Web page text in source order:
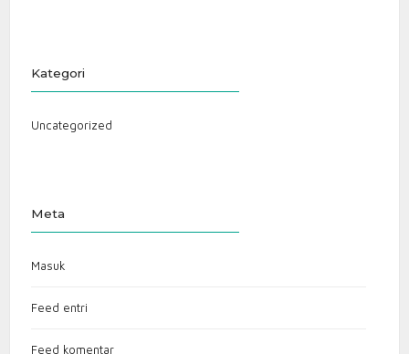
Kategori
Uncategorized
Meta
Masuk
Feed entri
Feed komentar